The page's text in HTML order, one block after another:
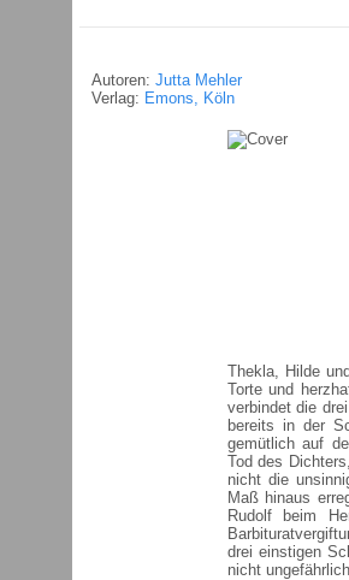
Autoren: Jutta Mehler
Verlag: Emons, Köln
Thekla, Hilde
Torte und
verbindet die
bereits in der
gemütlich auf
Tod des
nicht die
Maß hinaus
Rudolf beim
drei einstigen
nicht